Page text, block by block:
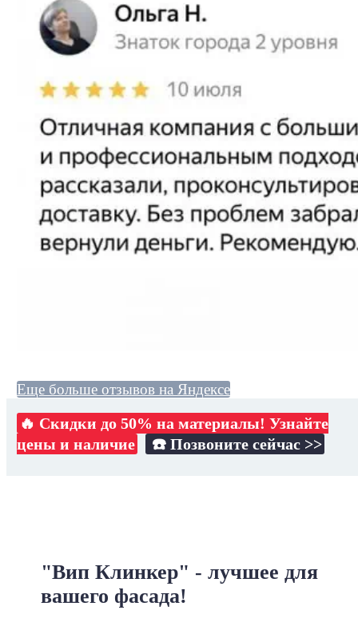
Еще больше отзывов на Яндексе
🔥 Скидки до 50% на материалы! Узнайте
цены и наличие
☎️ Позвоните сейчас >>
"Вип Клинкер" - лучшее для
вашего фасада!